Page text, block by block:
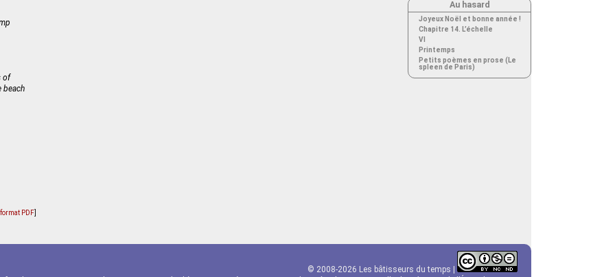
of
beach
PDF
Au hasard
Joyeux Noël et bonne année !
Chapitre 14. L’échelle
VI
Printemps
Petits poèmes en prose (Le
spleen de Paris)
© 2008-2026 Les bâtisseurs du temps |